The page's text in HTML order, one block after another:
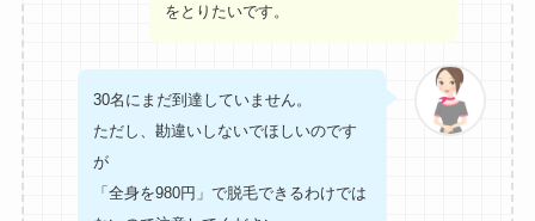
をとりたいです。
30名にまだ到達していません。
ただし、勘違いしないでほしいのです
が
「全身を980円」で脱毛できるわけでは